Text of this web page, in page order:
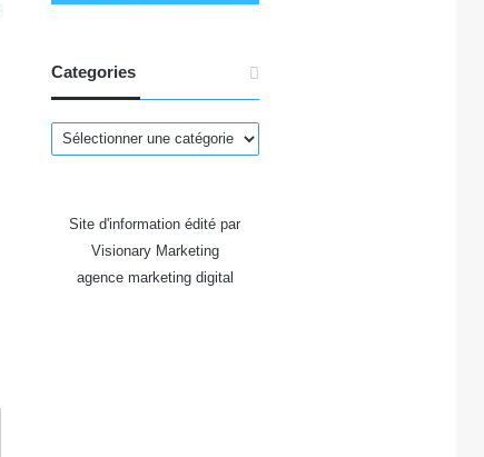
Categories
Categories
Site d'information édité par
Visionary Marketing
agence marketing digital